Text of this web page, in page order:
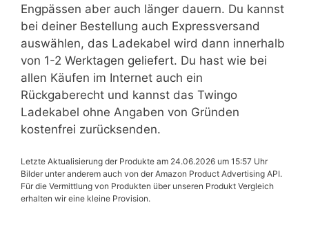
Engpässen aber auch länger dauern. Du kannst
bei deiner Bestellung auch Expressversand
auswählen, das Ladekabel wird dann innerhalb
von 1-2 Werktagen geliefert. Du hast wie bei
allen Käufen im Internet auch ein
Rückgaberecht und kannst das Twingo
Ladekabel ohne Angaben von Gründen
kostenfrei zurücksenden.
Letzte Aktualisierung der Produkte am 24.06.2026 um 15:57 Uhr
Bilder unter anderem auch von der Amazon Product Advertising API.
Für die Vermittlung von Produkten über unseren Produkt Vergleich
erhalten wir eine kleine Provision.